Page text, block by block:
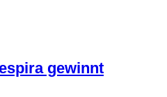
gewinnt